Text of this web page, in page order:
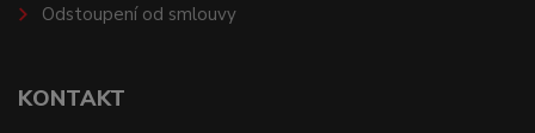
KONTAKT
Odstoupení od smlouvy